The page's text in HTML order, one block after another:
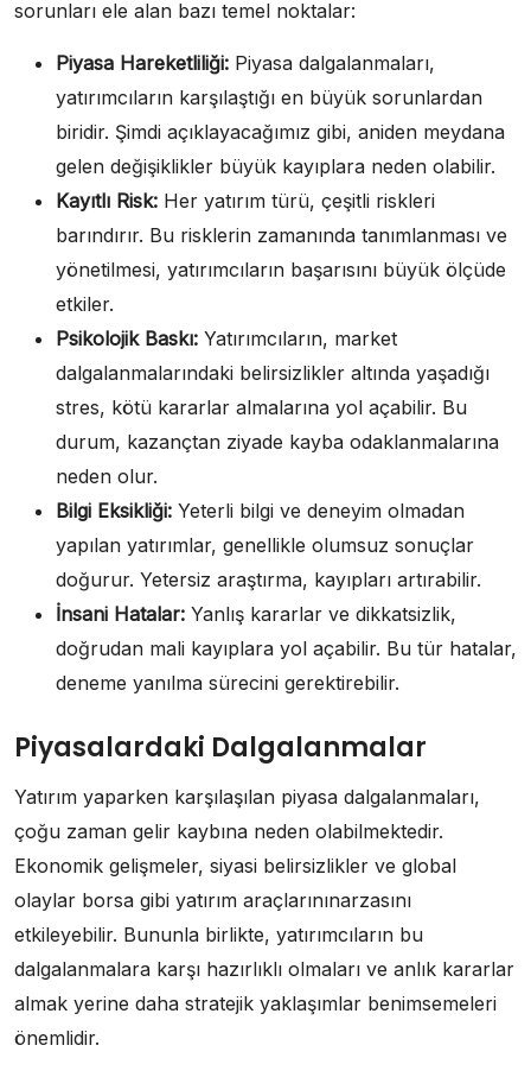
sorunları ele alan bazı temel noktalar:
Piyasa Hareketliliği: Piyasa dalgalanmaları,
yatırımcıların karşılaştığı en büyük sorunlardan
biridir. Şimdi açıklayacağımız gibi, aniden meydana
gelen değişiklikler büyük kayıplara neden olabilir.
Kayıtlı Risk: Her yatırım türü, çeşitli riskleri
barındırır. Bu risklerin zamanında tanımlanması ve
yönetilmesi, yatırımcıların başarısını büyük ölçüde
etkiler.
Psikolojik Baskı: Yatırımcıların, market
dalgalanmalarındaki belirsizlikler altında yaşadığı
stres, kötü kararlar almalarına yol açabilir. Bu
durum, kazançtan ziyade kayba odaklanmalarına
neden olur.
Bilgi Eksikliği: Yeterli bilgi ve deneyim olmadan
yapılan yatırımlar, genellikle olumsuz sonuçlar
doğurur. Yetersiz araştırma, kayıpları artırabilir.
İnsani Hatalar: Yanlış kararlar ve dikkatsizlik,
doğrudan mali kayıplara yol açabilir. Bu tür hatalar,
deneme yanılma sürecini gerektirebilir.
Piyasalardaki Dalgalanmalar
Yatırım yaparken karşılaşılan piyasa dalgalanmaları,
çoğu zaman gelir kaybına neden olabilmektedir.
Ekonomik gelişmeler, siyasi belirsizlikler ve global
olaylar borsa gibi yatırım araçlarınınarzasını
etkileyebilir. Bununla birlikte, yatırımcıların bu
dalgalanmalara karşı hazırlıklı olmaları ve anlık kararlar
almak yerine daha stratejik yaklaşımlar benimsemeleri
önemlidir.